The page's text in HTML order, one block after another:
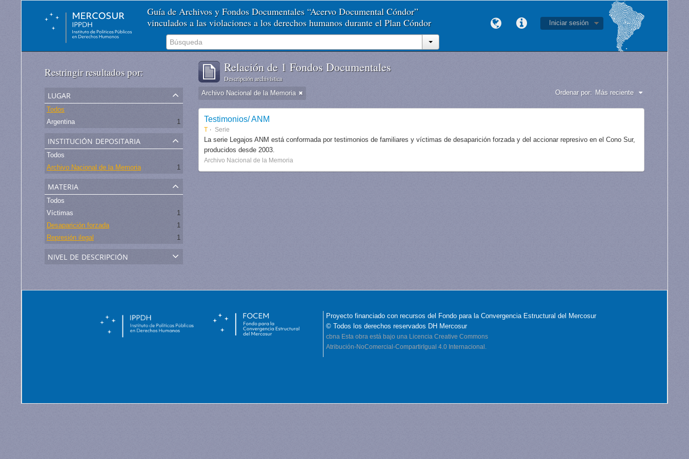
Guía de Archivos y Fondos Documentales “Acervo Documental Cóndor”
vinculados a las violaciones a los derechos humanos durante el Plan Cóndor
Iniciar sesión
Restringir resultados por:
lugar
Todos
Argentina
1
institución depositaria
Todos
Archivo Nacional de la Memoria
1
materia
Todos
Víctimas
1
Desaparición forzada
1
Represión ilegal
1
nivel de descripción
Relación de 1 Fondos Documentales
Descripción archivística
Archivo Nacional de la Memoria Ordenar por: Más reciente
Testimonios/ ANM
T Serie
La serie Legajos ANM está conformada por testimonios de familiares y víctimas de desaparición forzada y del accionar represivo en el Cono Sur,
producidos desde 2003.
Archivo Nacional de la Memoria
Proyecto financiado con recursos del Fondo para la Convergencia Estructural del Mercosur
© Todos los derechos reservados DH Mercosur
cbna Esta obra está bajo una Licencia Creative Commons
Atribución-NoComercial-CompartirIgual 4.0 Internacional.